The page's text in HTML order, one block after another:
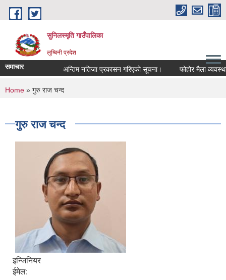
Skip to main content
सुनिलस्मृति गाउँपालिका
लुम्बिनी प्रदेश
समाचार अन्तिम नतिजा प्रकासन गरिएकाे सूचना। फोहोर मैला
You are here
Home » गुरु राज चन्द
गुरु राज चन्द
इन्जिनियर
ईमेल: